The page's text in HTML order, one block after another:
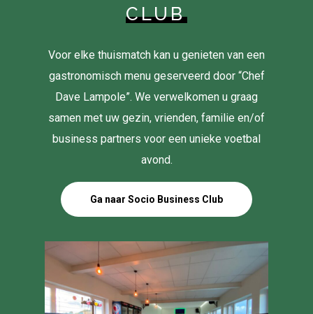
CLUB
Voor elke thuismatch kan u genieten van een
gastronomisch menu geserveerd door “Chef
Dave Lampole”. We verwelkomen u graag
samen met uw gezin, vrienden, familie en/of
business partners voor een unieke voetbal
avond.
Ga naar Socio Business Club